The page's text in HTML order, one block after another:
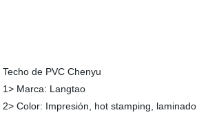
Techo de PVC Chenyu
1> Marca: Langtao
2> Color: Impresión, hot stamping, laminado